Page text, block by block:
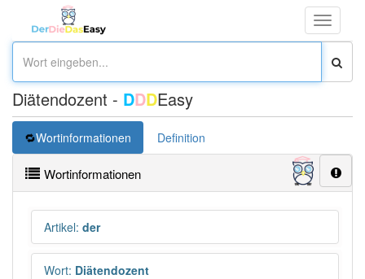
Toggle
Diätendozent - DDDEasy
Wortinformationen Definition
Wortinformationen
Artikel: der
Wort: Diätendozent